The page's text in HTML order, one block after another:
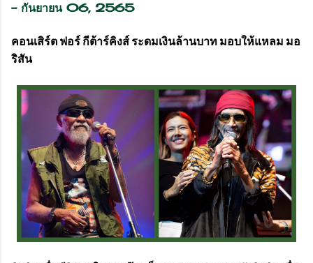
- กันยายน 06, 2565
คอนเสิร์ต ฟอร์ กีต้าร์คิงส์ ระดมเงินล้านบาท มอบให้แหลม มอ
ริสัน